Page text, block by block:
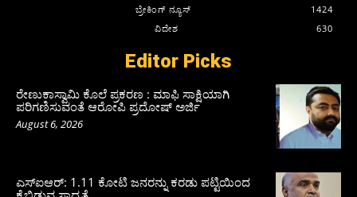
ಬ್ರೇಕಿಂಗ್ ನ್ಯೂಸ್
1424
ವಿದೇಶ
630
Editor Picks
ರೇಣುಕಾಸ್ವಾಮಿ ಕೊಲೆ ಪ್ರಕರಣ : ಮಾಫಿ ಸಾಕ್ಷಿಯಾಗಿ
ಪರಿಗಣಿಸುವಂತೆ ಆರೋಪಿ ಪ್ರದೋಷ್‌ ಅರ್ಜಿ
August 6, 2026
ಎಸ್‌ಐಆರ್‌: 1.11 ಕೋಟಿ ಜನರನ್ನು ಕರಡು ಪಟ್ಟಿಯಿಂದ